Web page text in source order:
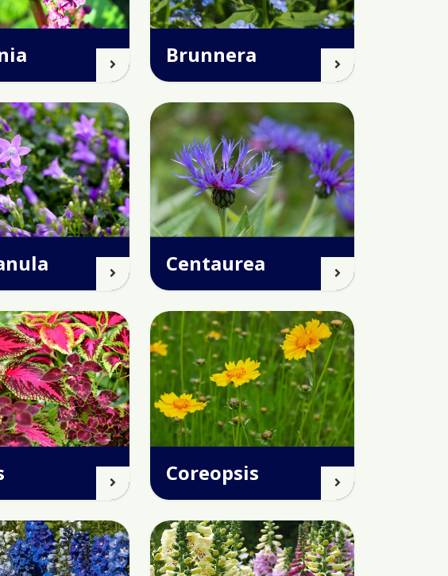
Brunnera
Centaurea
Coreopsis